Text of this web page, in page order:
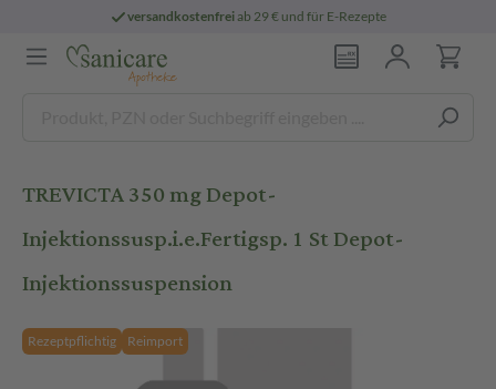
versandkostenfreiab 29 € und für E-Rezepte
TREVICTA 350 mg Depot-
Injektionssusp.i.e.Fertigsp. 1 St Depot-
Injektionssuspension
Rezeptpflichtig Reimport